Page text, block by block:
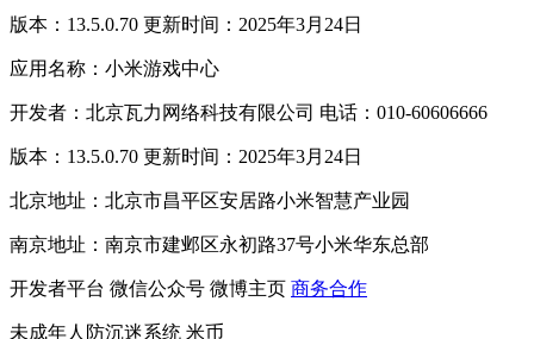
版本：13.5.0.70 更新时间：2025年3月24日
应用名称：小米游戏中心
开发者：北京瓦力网络科技有限公司 电话：010-60606666
版本：13.5.0.70 更新时间：2025年3月24日
北京地址：北京市昌平区安居路小米智慧产业园
南京地址：南京市建邺区永初路37号小米华东总部
开发者平台 微信公众号 微博主页 商务合作
未成年人防沉迷系统 米币